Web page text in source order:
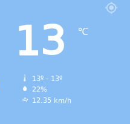
13 ℃
13º - 13º
22%
12.35 km/h